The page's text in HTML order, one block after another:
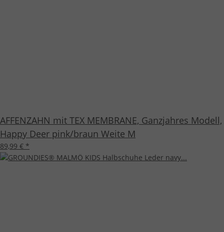
AFFENZAHN mit TEX MEMBRANE, Ganzjahres Modell,
Happy Deer pink/braun Weite M
89,99 € *